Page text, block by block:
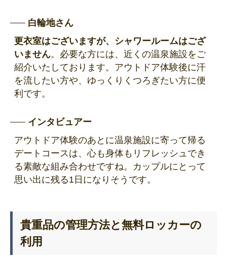
白輪地さん
更衣室はございますが、シャワールームはござ
いません。必要な方には、近くの温泉施設をご
紹介いたしております。アウトドア体験後に汗
を流したい方や、ゆっくりくつろぎたい方に便
利です。
インタビュアー
アウトドア体験のあとに温泉施設に寄って帰る
デートコースは、心も身体もリフレッシュでき
る素敵な組み合わせですね。カップルにとって
思い出に残る1日になりそうです。
貴重品の管理方法と無料ロッカーの
利用